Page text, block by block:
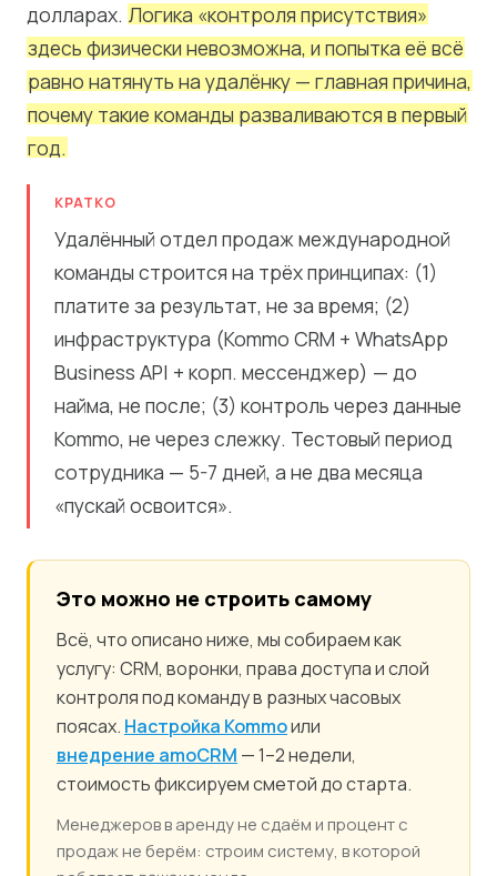
долларах. Логика «контроля присутствия»
здесь физически невозможна, и попытка её всё
равно натянуть на удалёнку — главная причина,
почему такие команды разваливаются в первый
год.
КРАТКО
Удалённый отдел продаж международной
команды строится на трёх принципах: (1)
платите за результат, не за время; (2)
инфраструктура (Kommo CRM + WhatsApp
Business API + корп. мессенджер) — до
найма, не после; (3) контроль через данные
Kommo, не через слежку. Тестовый период
сотрудника — 5-7 дней, а не два месяца
«пускай освоится».
Это можно не строить самому
Всё, что описано ниже, мы собираем как
услугу: CRM, воронки, права доступа и слой
контроля под команду в разных часовых
поясах. Настройка Kommoили
внедрение amoCRM — 1–2 недели,
стоимость фиксируем сметой до старта.
Менеджеров в аренду не сдаём и процент с
продаж не берём: строим систему, в которой